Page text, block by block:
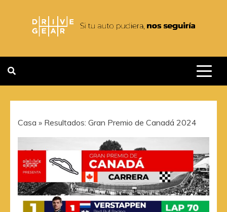
contenido
DRIVEGEAR
Casa » Resultados: Gran Premio de Canadá 2024